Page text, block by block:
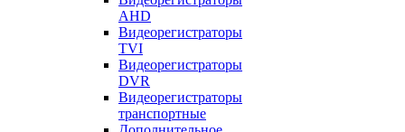
AHD
Видеорегистраторы
TVI
Видеорегистраторы
DVR
Видеорегистраторы
транспортные